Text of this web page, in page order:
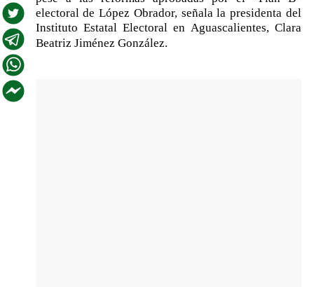
electoral de López Obrador, señala la presidenta del
Instituto Estatal Electoral en Aguascalientes, Clara
Beatriz Jiménez González.